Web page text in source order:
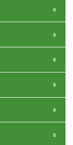
0
0
0
0
0
0